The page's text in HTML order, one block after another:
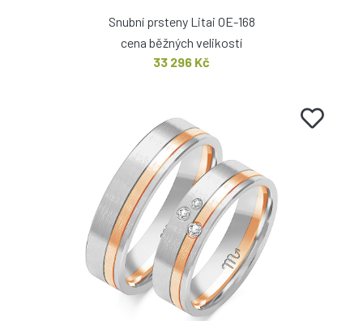
Snubní prsteny Litai OE-168
cena běžných velikostí
33 296 Kč